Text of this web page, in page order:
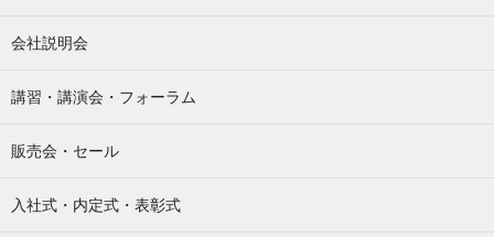
会社説明会
講習・講演会・フォーラム
販売会・セール
入社式・内定式・表彰式